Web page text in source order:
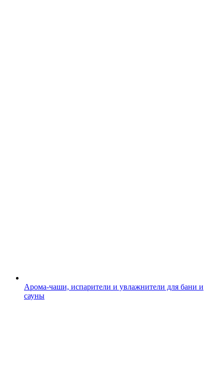
Арома-чаши, испарители и увлажнители для бани и
сауны